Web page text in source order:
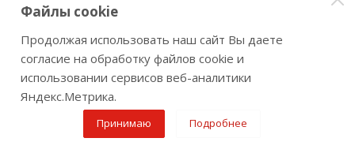
г. Пермь, ул. Павла Преображенского, д.6А,
помещение 3
Файлы cookie
Продолжая использовать наш сайт Вы даете
согласие на обработку файлов cookie и
использовании сервисов веб-аналитики
Яндекс.Метрика.
Принимаю Подробнее